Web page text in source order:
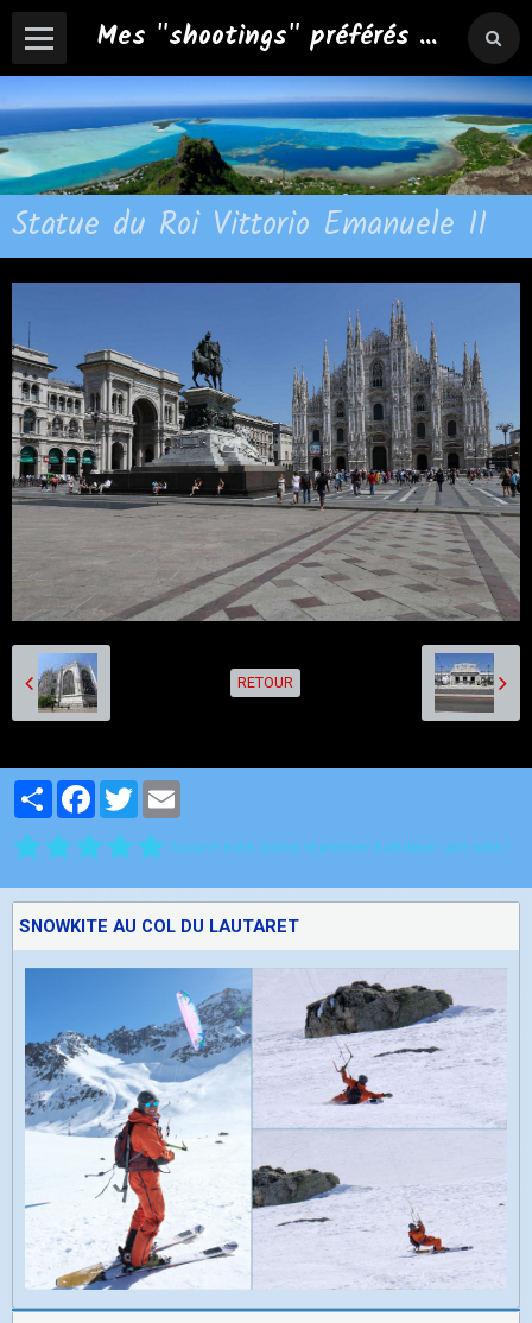
Mes "shootings" préférés ...
Statue du Roi Vittorio Emanuele II
RETOUR
PartagerFacebook
Twitter
Aucune note. Soyez le premier à attribuer une note !
SNOWKITE AU COL DU LAUTARET